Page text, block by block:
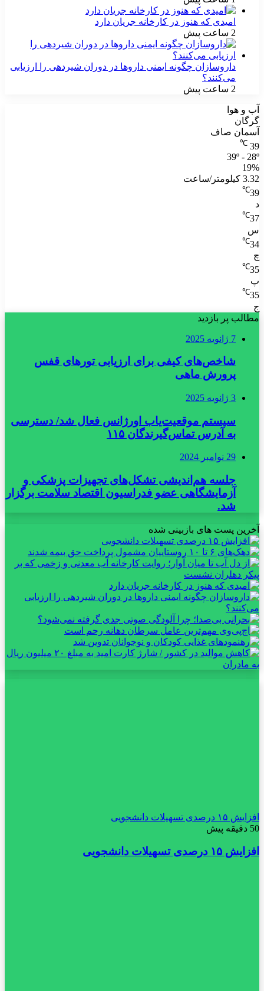
امیدی که هنوز در کارخانه جریان دارد
2 ساعت پیش
داروسازان چگونه ایمنی داروها در دوران شیردهی را ارزیابی
می‌کنند؟
2 ساعت پیش
آب و هوا
گرگان
آسمان صاف
39
℃
39º - 28º
19%
3.32 کیلومتر/ساعت
39
℃
د
37
℃
س
34
℃
چ
35
℃
پ
35
℃
ج
مطالب پر بازدید
7 ژانویه 2025
شاخص‌های کیفی برای ارزیابی تورهای قفس
پرورش ماهی
3 ژانویه 2025
سیستم موقعیت‌یاب اورژانس فعال شد/ دسترسی
به آدرس تماس‌گیرندگان ۱۱۵
29 نوامبر 2024
جلسه هم‌اندیشی تشکل‌های تجهیزات پزشکی و
آزمایشگاهی عضو فدراسیون اقتصاد سلامت برگزار
شد.
آخرین پست های بازبینی شده
افزایش ۱۵ درصدی تسهیلات دانشجویی
50 دقیقه پیش
افزایش ۱۵ درصدی تسهیلات دانشجویی